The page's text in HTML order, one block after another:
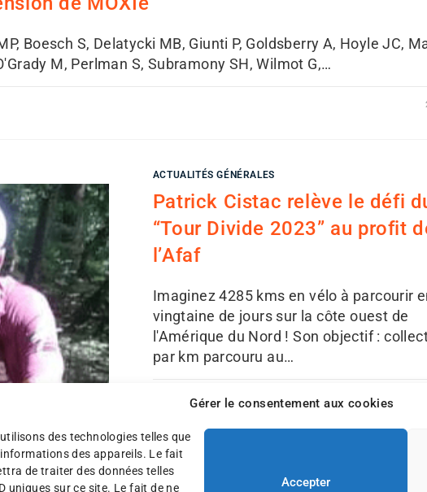
Gérer le consentement aux cookies
des technologies telles que
des appareils. Le fait
de traiter des données telles
uniques sur ce site. Le fait de ne
Accepter
Boesch S, Delatycki MB, Giunti P, Goldsberry A, Hoyle JC,
M, Perlman S, Subramony SH, Wilmot G,…
ACTUALITÉS GÉNÉRALES
Patrick Cistac relève le défi
“Tour Divide 2023” au profit
l’Afaf
Imaginez 4285 kms en vélo à parcourir
vingtaine de jours sur la côte ouest de
l'Amérique du Nord ! Son objectif :
par km parcouru au…